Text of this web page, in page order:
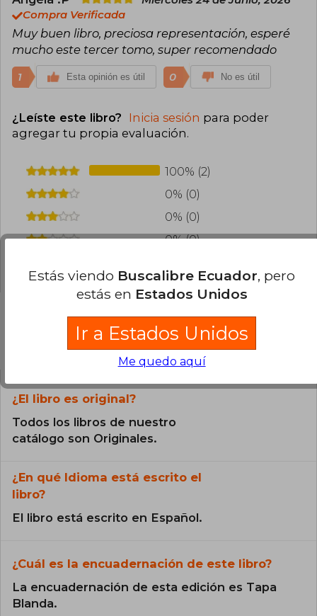
Compra Verificada
Muy buen libro, preciosa representación, esperé
mucho este tercer tomo, super recomendado
1 Esta opinión es útil 0 No es útil
¿Leíste este libro? Inicia sesión para poder
agregar tu propia evaluación.
100% (2)
0% (0)
0% (0)
0% (0)
Preguntas frecuentes sobre el libro
¿El libro es original?
Todos los libros de nuestro
catálogo son Originales.
¿En qué Idioma está escrito el
libro?
El libro está escrito en Español.
¿Cuál es la encuadernación de este libro?
La encuadernación de esta edición es Tapa
Blanda.
Estás viendo Buscalibre Ecuador, pero
estás en Estados Unidos
Ir a Estados Unidos
Me quedo aquí